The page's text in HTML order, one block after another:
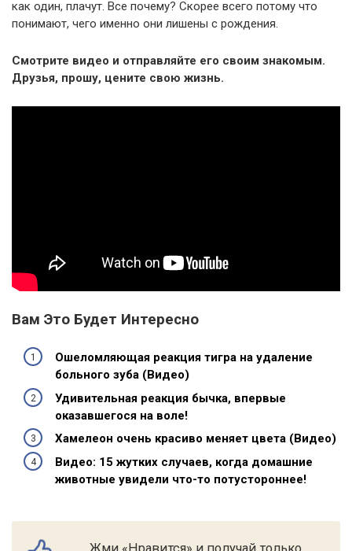
как один, плачут. Все почему? Скорее всего потому что
понимают, чего именно они лишены с рождения.
Смотрите видео и отправляйте его своим знакомым.
Друзья, прошу, цените свою жизнь.
Вам Это Будет Интересно
Ошеломляющая реакция тигра на удаление
больного зуба (Видео)
Удивительная реакция бычка, впервые
оказавшегося на воле!
Хамелеон очень красиво меняет цвета (Видео)
Видео: 15 жутких случаев, когда домашние
животные увидели что-то потустороннее!